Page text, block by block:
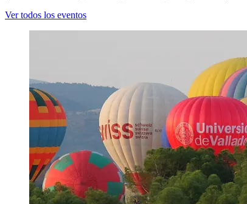
Ver todos los eventos